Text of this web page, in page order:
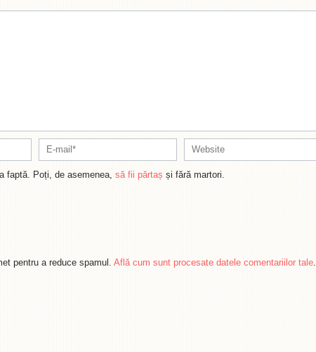
faptă. Poți, de asemenea, să fii părtaș și fără martori.
pentru a reduce spamul. Află cum sunt procesate datele comentariilor tale.